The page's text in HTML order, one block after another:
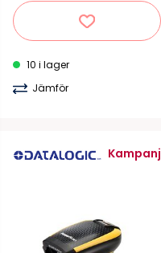
10 i lager
Jämför
Kampanj